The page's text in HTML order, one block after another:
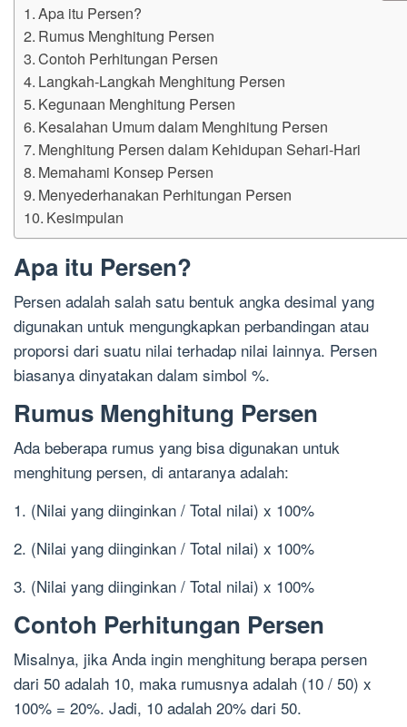
Apa itu Persen?
Rumus Menghitung Persen
Contoh Perhitungan Persen
Langkah-Langkah Menghitung Persen
Kegunaan Menghitung Persen
Kesalahan Umum dalam Menghitung Persen
Menghitung Persen dalam Kehidupan Sehari-Hari
Memahami Konsep Persen
Menyederhanakan Perhitungan Persen
Kesimpulan
Apa itu Persen?
Persen adalah salah satu bentuk angka desimal yang
digunakan untuk mengungkapkan perbandingan atau
proporsi dari suatu nilai terhadap nilai lainnya. Persen
biasanya dinyatakan dalam simbol %.
Rumus Menghitung Persen
Ada beberapa rumus yang bisa digunakan untuk
menghitung persen, di antaranya adalah:
1. (Nilai yang diinginkan / Total nilai) x 100%
2. (Nilai yang diinginkan / Total nilai) x 100%
3. (Nilai yang diinginkan / Total nilai) x 100%
Contoh Perhitungan Persen
Misalnya, jika Anda ingin menghitung berapa persen
dari 50 adalah 10, maka rumusnya adalah (10 / 50) x
100% = 20%. Jadi, 10 adalah 20% dari 50.